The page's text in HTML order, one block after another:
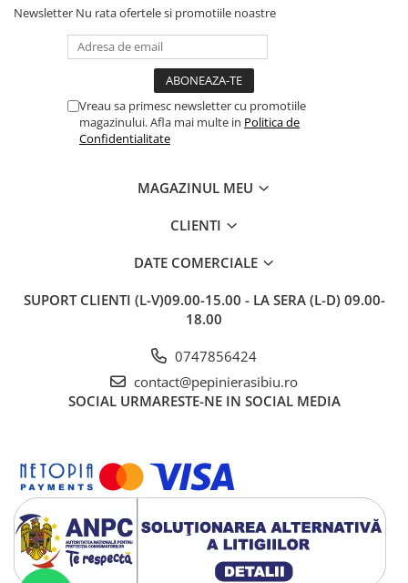
transportului. Se vede că au fost
Newsletter Nu rata ofertele si promotiile noastre
Vreau sa primesc newsletter cu promotiile
magazinului. Afla mai multe in Politica de
Confidentialitate
MAGAZINUL MEU
CLIENTI
DATE COMERCIALE
SUPORT CLIENTI (L-V)09.00-15.00 - LA SERA (L-D) 09.00-
18.00
0747856424
contact@pepinierasibiu.ro
SOCIAL URMARESTE-NE IN SOCIAL MEDIA